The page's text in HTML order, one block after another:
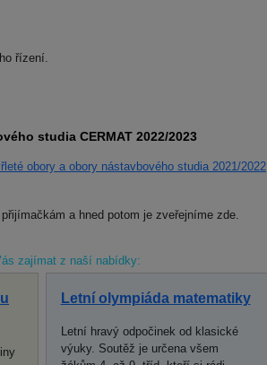
řízení.
studia CERMAT 2022/2023
obory a obory nástavbového studia 2021/2022
a hned potom je zveřejníme zde.
zajímat z naší nabídky:
Letní olympiáda matematiky
Letní hravý odpočinek od klasické
výuky. Soutěž je určena všem